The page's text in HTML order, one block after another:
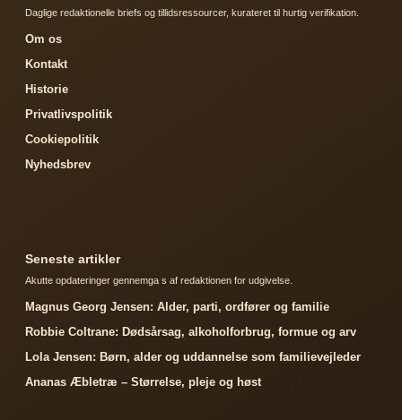
Daglige redaktionelle briefs og tillidsressourcer, kurateret til hurtig verifikation.
Om os
Kontakt
Historie
Privatlivspolitik
Cookiepolitik
Nyhedsbrev
Seneste artikler
Akutte opdateringer gennemga s af redaktionen for udgivelse.
Magnus Georg Jensen: Alder, parti, ordfører og familie
Robbie Coltrane: Dødsårsag, alkoholforbrug, formue og arv
Lola Jensen: Børn, alder og uddannelse som familievejleder
Ananas Æbletræ – Størrelse, pleje og høst